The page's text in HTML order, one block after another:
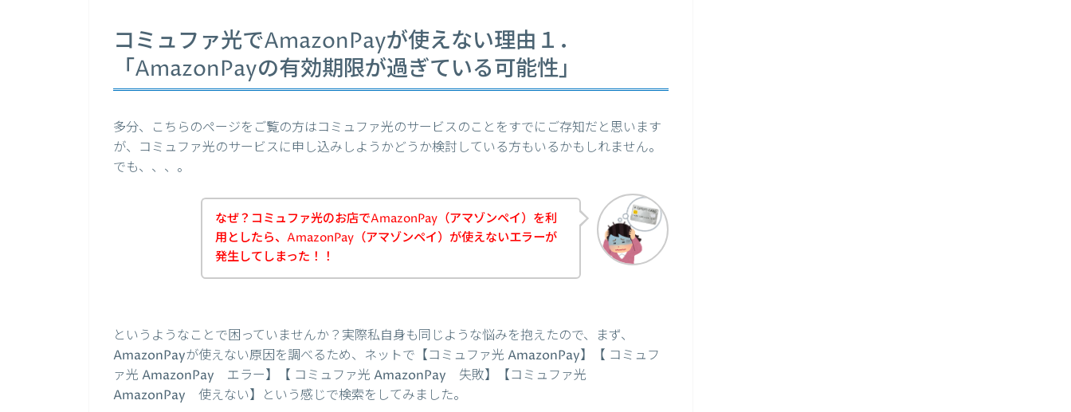
コミュファ光でAmazonPayが使えない理由１．
「AmazonPayの有効期限が過ぎている可能性」
多分、こちらのページをご覧の方はコミュファ光のサービスのことをすでにご存知だと思います
が、コミュファ光のサービスに申し込みしようかどうか検討している方もいるかもしれません。
でも、、、。
なぜ？コミュファ光のお店でAmazonPay（アマゾンペイ）を利
用としたら、AmazonPay（アマゾンペイ）が使えないエラーが
発生してしまった！！
というようなことで困っていませんか？実際私自身も同じような悩みを抱えたので、まず、
AmazonPayが使えない原因を調べるため、ネットで【コミュファ光 AmazonPay】【 コミュフ
ァ光 AmazonPay エラー】【 コミュファ光 AmazonPay 失敗】【コミュファ光
AmazonPay 使えない】という感じで検索をしてみました。